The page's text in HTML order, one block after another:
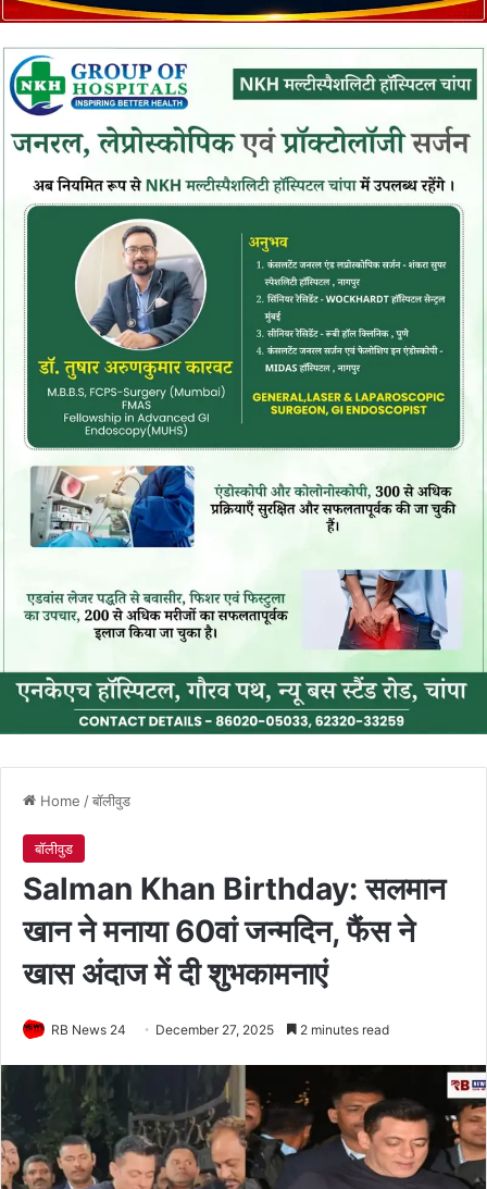
Home /बॉलीवुड
बॉलीवुड
Salman Khan Birthday: सलमान
खान ने मनाया 60वां जन्मदिन, फैंस ने
खास अंदाज में दी शुभकामनाएं
RB News 24 December 27, 2025 2 minutes read